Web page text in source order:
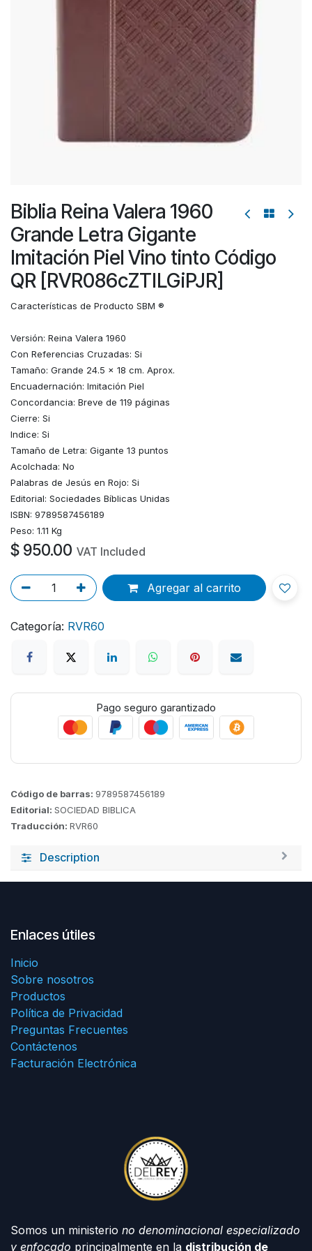
Biblia Reina Valera 1960
Grande Letra Gigante
Imitación Piel Vino tinto Código
QR [RVR086cZTILGiPJR]
Características de Producto SBM ®
Versión: Reina Valera 1960
Con Referencias Cruzadas: Si
Tamaño: Grande 24.5 x 18 cm. Aprox.
Encuadernación: Imitación Piel
Concordancia: Breve de 119 páginas
Cierre: Si
Indice: Si
Tamaño de Letra: Gigante 13 puntos
Acolchada: No
Palabras de Jesús en Rojo: Si
Editorial: Sociedades Bíblicas Unidas
ISBN: 9789587456189
Peso: 1.11 Kg
$ 950.00 VAT Included
Agregar al carrito
Categoría: RVR60
Pago seguro garantizado
Código de barras: 9789587456189
Editorial: SOCIEDAD BIBLICA
Traducción: RVR60
Description
Enlaces útiles
Inicio
Sobre nosotros
Productos
Política de Privacidad
Preguntas Frecuentes
Contáctenos
Facturación Electrónica
Somos un ministerio no denominacional especializado
y enfocado principalmente en la distribución de